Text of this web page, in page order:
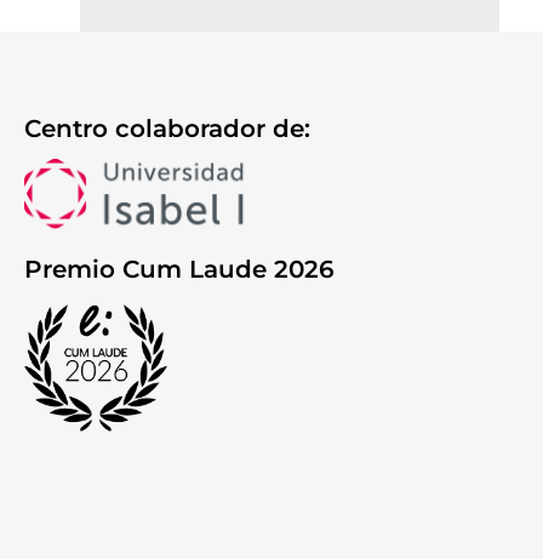
Centro colaborador de:
Premio Cum Laude 2026